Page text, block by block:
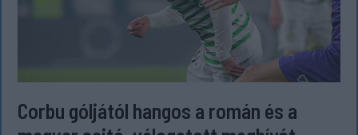
Corbu góljától hangos a román és a